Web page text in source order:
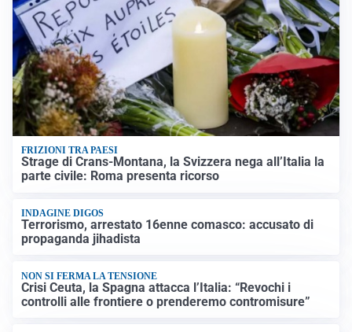
FRIZIONI TRA PAESI
Strage di Crans-Montana, la Svizzera nega all’Italia la
parte civile: Roma presenta ricorso
INDAGINE DIGOS
Terrorismo, arrestato 16enne comasco: accusato di
propaganda jihadista
NON SI FERMA LA TENSIONE
Crisi Ceuta, la Spagna attacca l’Italia: “Revochi i
controlli alle frontiere o prenderemo contromisure”